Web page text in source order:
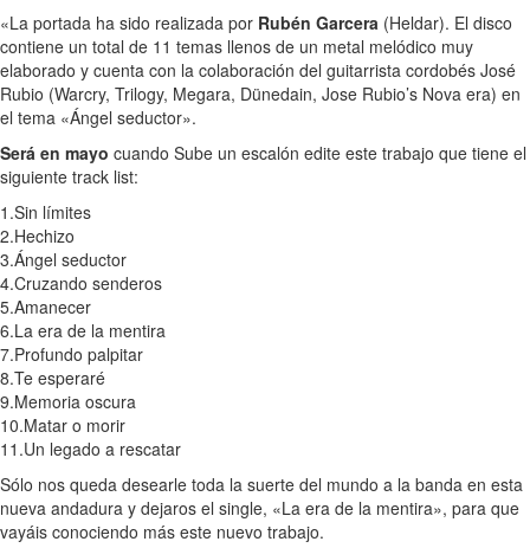
«La portada ha sido realizada por Rubén Garcera (Heldar). El disco
contiene un total de 11 temas llenos de un metal melódico muy
elaborado y cuenta con la colaboración del guitarrista cordobés José
Rubio (Warcry, Trilogy, Megara, Dünedain, Jose Rubio’s Nova era) en
el tema «Ángel seductor».
Será en mayo cuando Sube un escalón edite este trabajo que tiene el
siguiente track list:
1.Sin límites
2.Hechizo
3.Ángel seductor
4.Cruzando senderos
5.Amanecer
6.La era de la mentira
7.Profundo palpitar
8.Te esperaré
9.Memoria oscura
10.Matar o morir
11.Un legado a rescatar
Sólo nos queda desearle toda la suerte del mundo a la banda en esta
nueva andadura y dejaros el single, «La era de la mentira», para que
vayáis conociendo más este nuevo trabajo.